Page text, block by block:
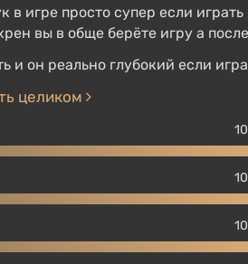
океане. В релизной версии
биомы — тропики, густая
и болота.
достаточно мест
Остров обитаем, игрок
Homesteaders просто
стремящиеся во что бы то
играет большую роль,
могут поменять
в игре просто супер если
вы в обще берёте игру а
и он реально глубокий если
целиком